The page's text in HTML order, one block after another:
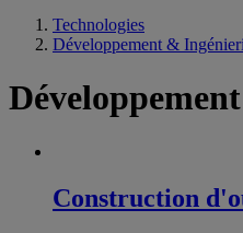
Technologies
Développement &
Construction